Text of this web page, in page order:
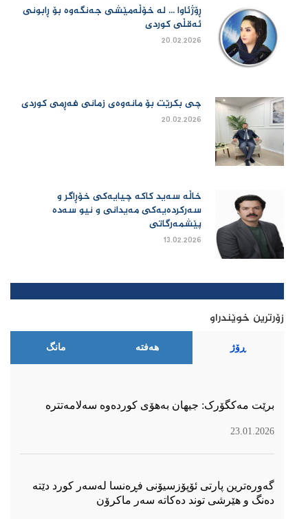
ڕۆژئاوا ... لە خۆڵەمێشی جەنگەوە بۆ ڕابونی
ئەقڵی کوردی
20.02.2026
چی بكرێت بۆ مانەوەی زمانی فەڕمی كوردی
20.02.2026
خاڵە سەید کاکە چیایەکی خۆڕاگر و
سەرکردەیەکی مەیدانی و نیو سەدە
پێشمەرگاتی
13.02.2026
زۆرترین خوێندراو
ڕۆژ هەفتە مانگ
برێت مەکگۆرک: جیهان بەهۆی کوردەوە سەلامەتترە
23.01.2026
گەورەترین پارتی ئۆپۆزسیۆنی فڕەنسا لەسەر كورد دێتە
دەنگ و هێرشی توند دەكاتە سەر ماكرۆن